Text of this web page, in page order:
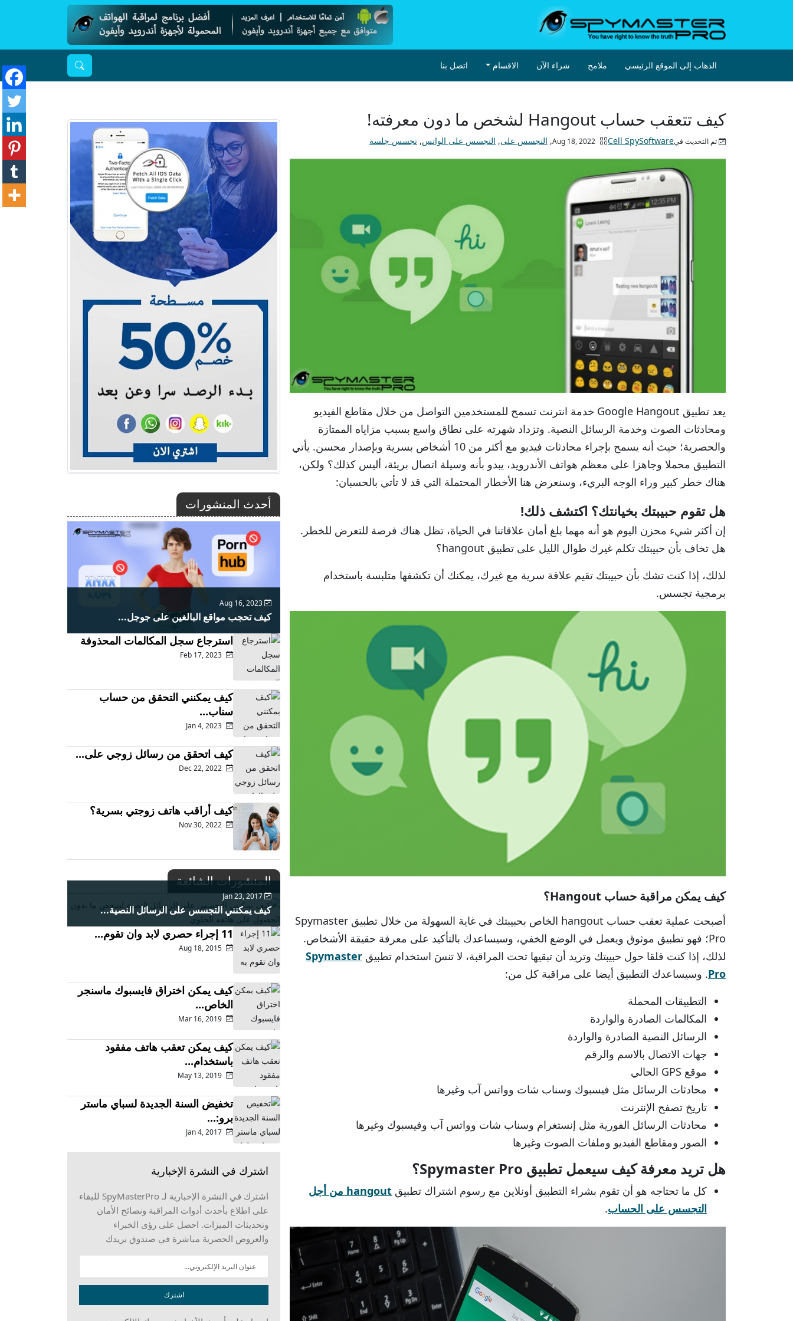
الذهاب إلى الموقع الرئيسي ملامح شراء الآن الاقسام اتصل بنا
كيف تتعقب حساب Hangout لشخص ما دون معرفته!
تم التحديث فيAug 18, 2022Cell SpySoftware
, التجسس على, التجسس على الواتس, تجسس جلسة
يعد تطبيق Google Hangout خدمة انترنت تسمح للمستخدمين التواصل من خلال مقاطع الفيديو
ومحادثات الصوت وخدمة الرسائل النصية. وتزداد شهرته على نطاق واسع بسبب مزاياه الممتازة
والحصرية؛ حيث أنه يسمح بإجراء محادثات فيديو مع أكثر من 10 أشخاص بسرية وبإصدار محسن. يأتي
التطبيق محملا وجاهزا على معظم هواتف الأندرويد، يبدو بأنه وسيلة اتصال بريئة، أليس كذلك؟ ولكن،
هناك خطر كبير وراء الوجه البريء، وسنعرض هنا الأخطار المحتملة التي قد لا تأتي بالحسبان:
هل تقوم حبيبتك بخيانتك؟ اكتشف ذلك!
إن أكثر شيء محزن اليوم هو أنه مهما بلغ أمان علاقاتنا في الحياة، تظل هناك فرصة للتعرض للخطر.
هل تخاف بأن حبيبتك تكلم غيرك طوال الليل على تطبيق hangout؟
لذلك، إذا كنت تشك بأن حبيبتك تقيم علاقة سرية مع غيرك، يمكنك أن تكشفها متلبسة باستخدام
برمجية تجسس.
كيف يمكن مراقبة حساب Hangout؟
أصبحت عملية تعقب حساب hangout الخاص بحبيبتك في غاية السهولة من خلال تطبيق Spymaster
Pro؛ فهو تطبيق موثوق ويعمل في الوضع الخفي، وسيساعدك بالتأكيد على معرفة حقيقة الأشخاص.
لذلك، إذا كنت قلقا حول حبيبتك وتريد أن تبقيها تحت المراقبة، لا تنسَ استخدام تطبيق Spymaster
Pro. وسيساعدك التطبيق أيضا على مراقبة كل من:
التطبيقات المحملة
المكالمات الصادرة والواردة
الرسائل النصية الصادرة والواردة
جهات الاتصال بالاسم والرقم
موقع GPS الحالي
محادثات الرسائل مثل فيسبوك وسناب شات وواتس آب وغيرها
تاريخ تصفح الإنترنت
محادثات الرسائل الفورية مثل إنستغرام وسناب شات وواتس آب وفيسبوك وغيرها
الصور ومقاطع الفيديو وملفات الصوت وغيرها
هل تريد معرفة كيف سيعمل تطبيق Spymaster Pro؟
كل ما تحتاجه هو أن تقوم بشراء التطبيق أونلاين مع رسوم اشتراك تطبيق
hangout من أجل
التجسس على الحساب.
أحدث المنشورات
Aug 16, 2023
كيف تحجب مواقع البالغين على جوجل...
استرجاع سجل المكالمات المحذوفة
كيف يمكنني التحقق من حساب
سناب...
كيف اتحقق من رسائل زوجي على...
كيف أراقب هاتف زوجتي بسرية؟
المنشورات الشائعة
Jan 23, 2017
كيف يمكنني التجسس على الرسائل النصية...
11 إجراء حصري لابد وان تقوم...
كيف يمكن اختراق فايسبوك ماسنجر
الخاص...
كيف يمكن تعقب هاتف مفقود
باستخدام...
تخفيض السنة الجديدة لسباي ماستر
برو:...
اشترك في النشرة الإخبارية
اشترك في النشرة الإخبارية لـ SpyMasterPro للبقاء
على اطلاع بأحدث أدوات المراقبة ونصائح الأمان
وتحديثات الميزات. احصل على رؤى الخبراء
والعروض الحصرية مباشرة في صندوق بريدك
اشترك